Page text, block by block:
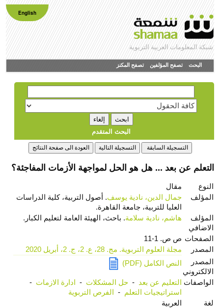
English
شبكة المعلومات العربية التربوية
البحث تصفح المؤلفين تصفح المكنز
البحث المتقدم
التعلم عن بعد ... هل هو الحل لمواجهة الأزمات المفاجئة؟
النوع
مقال
المؤلف
جمال الدين، نادية يوسف. أصول التربية، كلية الدراسات
العليا للتربية، جامعة القاهرة.
المؤلف
الاضافي
هاشم، نادية سلامة. باحث، الهيئة العامة لتعليم الكبار.
الصفحات ص ص. 1-11
المصدر
مجلة العلوم التربوية. مج. 28، ع. 2، ج. 2، أبريل 2020
المصدر
الالكتروني
النص الكامل (PDF)
الواصفات التعليم عن بعد -حل المشكلات - ادارة الازمات -
استراتيجيات التعلم - الفرص التربوية
لغة
العربية